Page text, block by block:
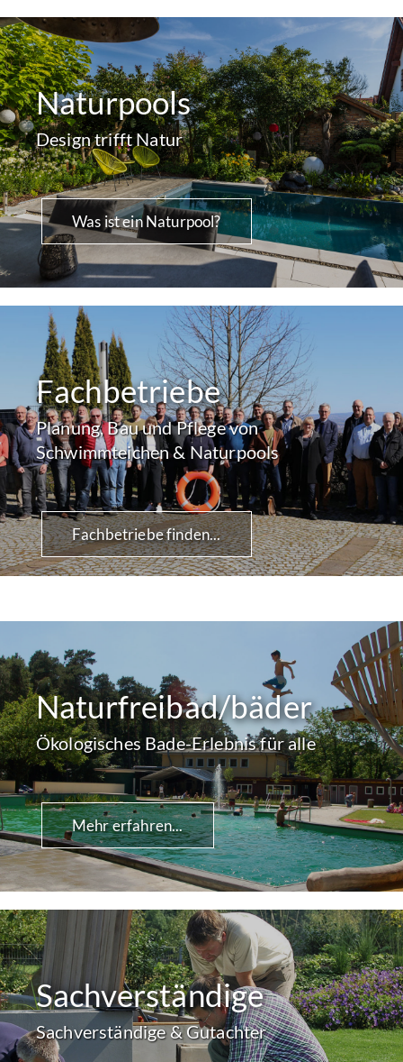
Naturpools
Design trifft Natur
Was ist ein Naturpool?
Fachbetriebe
Planung, Bau und Pflege von
Schwimmteichen & Naturpools
Fachbetriebe finden...
Naturfreibad/bäder
Ökologisches Bade-Erlebnis für alle
Mehr erfahren...
Sachverständige
Sachverständige & Gutachter